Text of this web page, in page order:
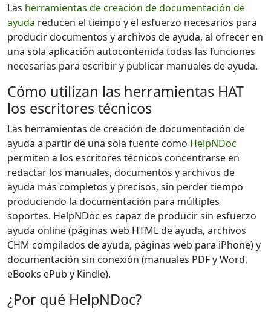
Las herramientas de creación de documentación de
ayuda reducen el tiempo y el esfuerzo necesarios para
producir documentos y archivos de ayuda, al ofrecer en
una sola aplicación autocontenida todas las funciones
necesarias para escribir y publicar manuales de ayuda.
Cómo utilizan las herramientas HAT
los escritores técnicos
Las herramientas de creación de documentación de
ayuda a partir de una sola fuente como HelpNDoc
permiten a los escritores técnicos concentrarse en
redactar los manuales, documentos y archivos de
ayuda más completos y precisos, sin perder tiempo
produciendo la documentación para múltiples
soportes. HelpNDoc es capaz de producir sin esfuerzo
ayuda online (páginas web HTML de ayuda, archivos
CHM compilados de ayuda, páginas web para iPhone) y
documentación sin conexión (manuales PDF y Word,
eBooks ePub y Kindle).
¿Por qué HelpNDoc?